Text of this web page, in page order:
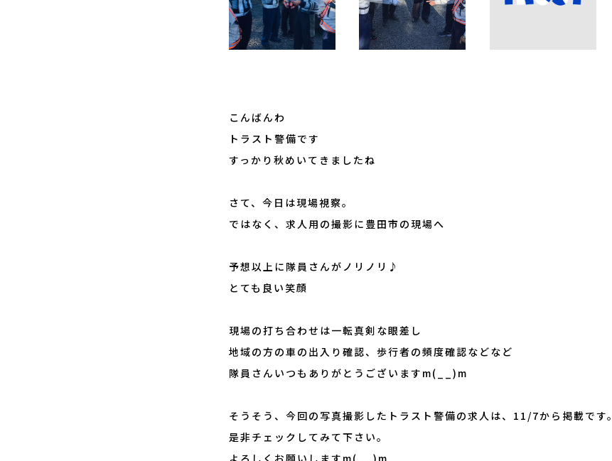
こんばんわ
トラスト警備です
すっかり秋めいてきましたね
さて、今日は現場視察。
ではなく、求人用の撮影に豊田市の現場へ
予想以上に隊員さんがノリノリ♪
とても良い笑顔
現場の打ち合わせは一転真剣な眼差し
地域の方の車の出入り確認、歩行者の頻度確認などなど
隊員さんいつもありがとうございますm(__)m
そうそう、今回の写真撮影したトラスト警備の求人は、11/7から掲載です。
是非チェックしてみて下さい。
よろしくお願いしますm(__)m